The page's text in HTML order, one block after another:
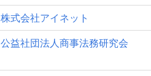
株式会社アイネット
公益社団法人商事法務研究会